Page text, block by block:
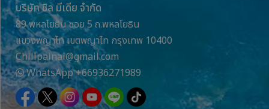
บริษัท ชิล มีเดีย จำกัด
89 พหลโยธิน ซอย 5 ถ.พหลโยธิน
แขวงพญาไท เขตพญาไท กรุงเทพ 10400
Chillpainai@gmail.com
WhatsApp+66936271989